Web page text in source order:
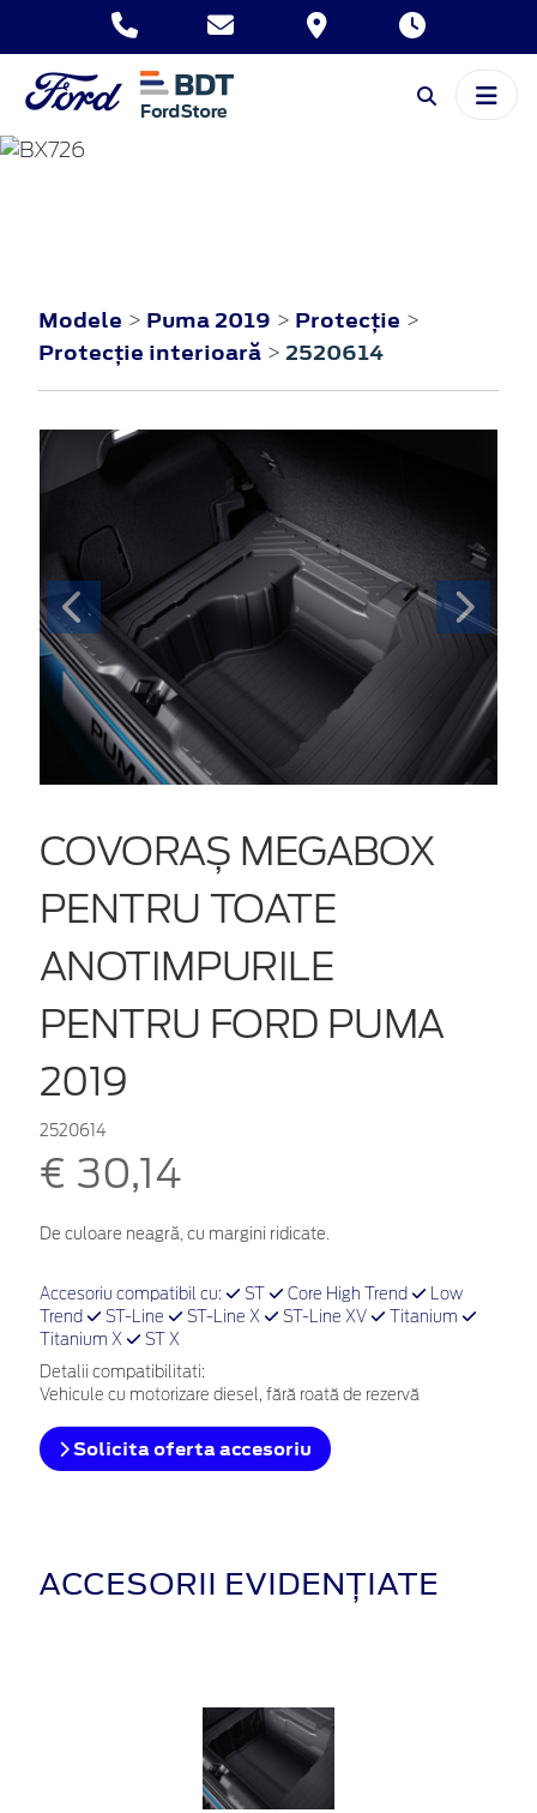
Modele > Puma 2019 > Protecţie >
Protecţie interioară > 2520614
COVORAȘ MEGABOX
PENTRU TOATE
ANOTIMPURILE
PENTRU FORD PUMA
2019
2520614
€ 30,14
De culoare neagră, cu margini ridicate.
Accesoriu compatibil cu: ST Core High Trend
Low
Trend
ST-Line ST-Line X ST-Line XV
Titanium
Titanium X
ST X
Detalii compatibilitati:
Vehicule cu motorizare diesel, fără roată de rezervă
Solicita oferta accesoriu
ACCESORII EVIDENȚIATE